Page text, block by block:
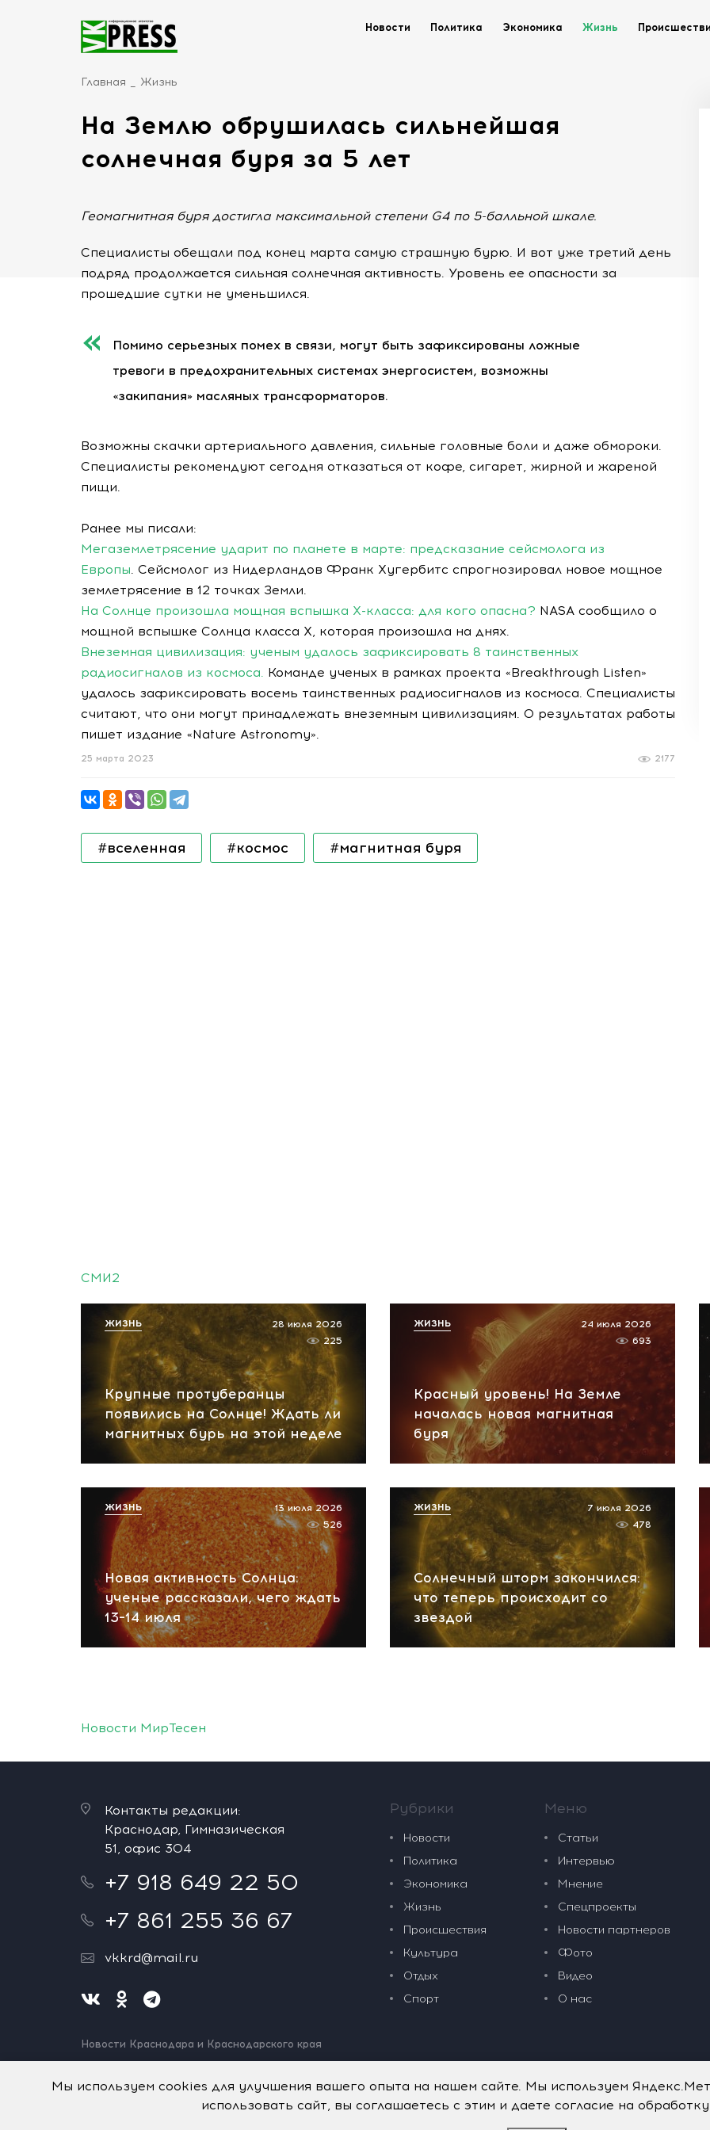
Новости Политика Экономика Жизнь
Главная Жизнь
На Землю обрушилась сильнейшая
солнечная буря за 5 лет
Геомагнитная буря достигла максимальной степени G4 по 5-балльной шкале.
Специалисты обещали под конец марта самую страшную бурю. И вот уже третий день
подряд продолжается сильная солнечная активность. Уровень ее опасности за
прошедшие сутки не уменьшился.
Помимо серьезных помех в связи, могут быть зафиксированы ложные
тревоги в предохранительных системах энергосистем, возможны
«закипания» масляных трансформаторов.
Возможны скачки артериального давления, сильные головные боли и даже обмороки.
Специалисты рекомендуют сегодня отказаться от кофе, сигарет, жирной и жареной
пищи.
Ранее мы писали:
Мегаземлетрясение ударит по планете в марте: предсказание сейсмолога из
Европы. Сейсмолог из Нидерландов Франк Хугербитс спрогнозировал новое мощное
землетрясение в 12 точках Земли.
На Солнце произошла мощная вспышка X-класса: для кого опасна? NASA сообщило о
мощной вспышке Солнца класса X, которая произошла на днях.
Внеземная цивилизация: ученым удалось зафиксировать 8 таинственных
радиосигналов из космоса. Команде ученых в рамках проекта «Breakthrough Listen»
удалось зафиксировать восемь таинственных радиосигналов из космоса. Специалисты
считают, что они могут принадлежать внеземным цивилизациям. О результатах работы
пишет издание «Nature Astronomy».
2177
25 марта 2023
#вселенная #космос #магнитная буря
СМИ2
Крупные протуберанцы
появились на Солнце! Ждать ли
магнитных бурь на этой неделе
28 июля 2026
225
ЖИЗНЬ
Красный уровень! На Земле
началась новая магнитная
буря
24 июля 2026
693
ЖИЗНЬ
Новая активность Солнца:
ученые рассказали, чего ждать
13–14 июля
13 июля 2026
526
ЖИЗНЬ
Солнечный шторм закончился:
что теперь происходит со
звездой
7 июля 2026
478
ЖИЗНЬ
Новости МирТесен
Контакты редакции:
Краснодар, Гимназическая
51, офис 304
+7 918 649 22 50
+7 861 255 36 67
vkkrd@mail.ru
Новости Краснодара и Краснодарского края
Нашли ошибку? Выделите и нажмите Ctrl+Enter.
Рубрики
Новости
Политика
Экономика
Жизнь
Происшествия
Культура
Отдых
Спорт
Меню
Статьи
Интервью
Мнение
Спецпроекты
Новости партнеров
Фото
Видео
О нас
Мы используем cookies для улучшения вашего опыта на нашем сайте. Мы используем
использовать сайт, вы соглашаетесь с этим и даете согласие на